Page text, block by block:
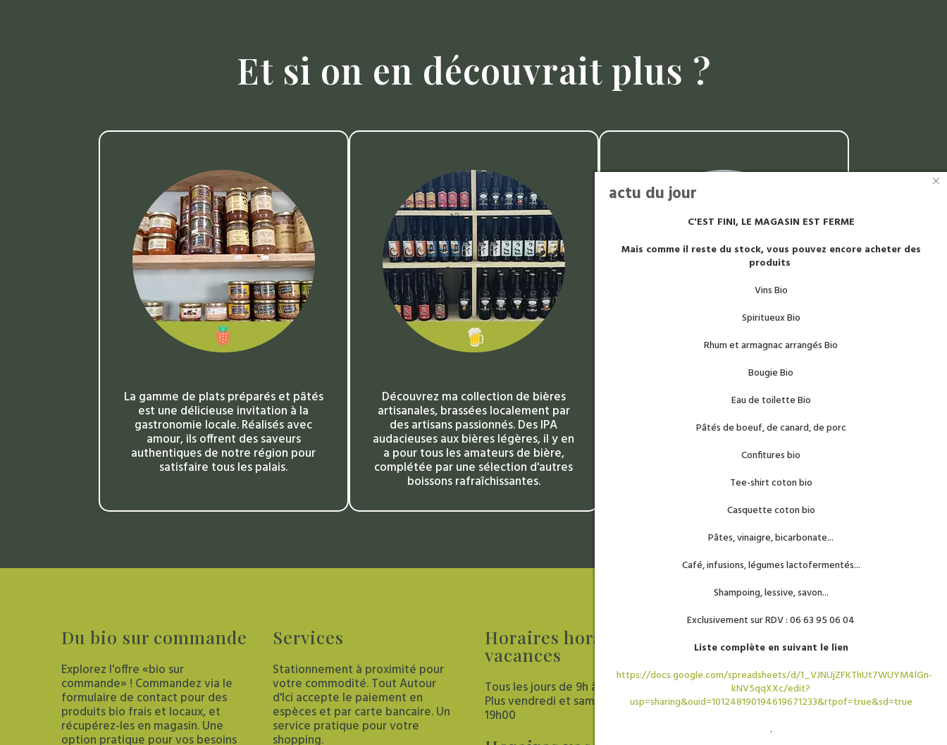
Et si on en découvrait plus ?
La gamme de plats préparés et pâtés
est une délicieuse invitation à la
gastronomie locale. Réalisés avec
amour, ils offrent des saveurs
authentiques de notre région pour
satisfaire tous les palais.
Découvrez ma collection de bières
artisanales, brassées localement par
des artisans passionnés. Des IPA
audacieuses aux bières légères, il y en
a pour tous les amateurs de bière,
complétée par une sélection d'autres
boissons rafraîchissantes.
Découvrez ma sélection d'idées
toutes les occasions. Des produits
pour émerveiller vos proches ou
Du bio sur commande
Explorez l'offre «bio sur
commande» ! Commandez via le
formulaire de contact pour des
produits bio frais et locaux, et
récupérez-les en magasin. Une
option pratique pour vos besoins
Services
Stationnement à proximité pour
votre commodité. Tout Autour
d'Ici accepte le paiement en
espèces et par carte bancaire. Un
service pratique pour votre
shopping.
Horaires hors
vacances
Tous les jours de 9h à 12h30
Plus vendredi et samedi 15h00
19h00
09 53 65 80 43
145 place du souvenir
63150 La Bourboule
contact@toutautourdici.fr
×
actu du jour
C'EST FINI, LE MAGASIN EST FERME
Mais comme il reste du stock, vous pouvez encore acheter des
produits
Vins Bio
Spiritueux Bio
Rhum et armagnac arrangés Bio
Bougie Bio
Eau de toilette Bio
Pâtés de boeuf, de canard, de porc
Confitures bio
Tee-shirt coton bio
Casquette coton bio
Pâtes, vinaigre, bicarbonate...
Café, infusions, légumes lactofermentés...
Shampoing, lessive, savon...
Exclusivement sur RDV : 06 63 95 06 04
Liste complète en suivant le lien
https://docs.google.com/spreadsheets/d/1_VJNUjZFKThUt7WUYM4lGn-
kNV5qqXXc/edit?
usp=sharing&ouid=101248190194619671233&rtpof=true&sd=true
.